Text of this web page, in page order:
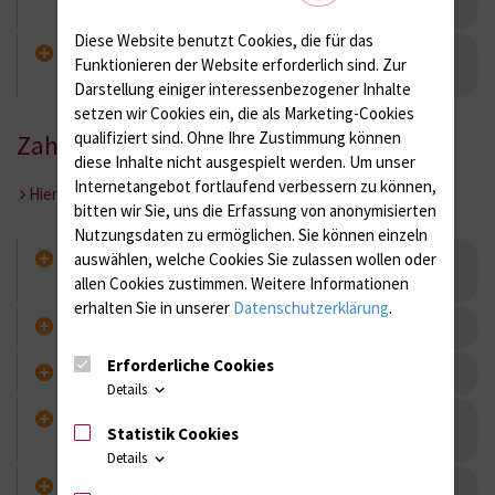
Abschnitt der Ärztlichen Prüfung (eng.)
Verpflichtungserklärung zum
Datengeheimnis/Hausordnung der UMR
Zahnmedizin
Hier kommen Sie zur Hauptseite der Zahnmedizin
Approbationsordnung für Zahnärzte und
Zahnärztinnen
Krankheitsnachweis
Datengeheimnis/Hausordnung der UMR
Diese Website benutzt Cookies, die für das
Funktionieren der Website erforderlich sind. Zur
Darstellung einiger interessenbezogener Inhalte
setzen wir Cookies ein, die als Marketing-Cookies
qualifiziert sind. Ohne Ihre Zustimmung können
diese Inhalte nicht ausgespielt werden. Um unser
Internetangebot fortlaufend verbessern zu können,
bitten wir Sie, uns die Erfassung von anonymisierten
Nutzungsdaten zu ermöglichen. Sie können einzeln
auswählen, welche Cookies Sie zulassen wollen oder
allen Cookies zustimmen. Weitere Informationen
erhalten Sie in unserer Datenschutzerklärung.
Erforderliche Cookies
Details
Statistik Cookies
Details